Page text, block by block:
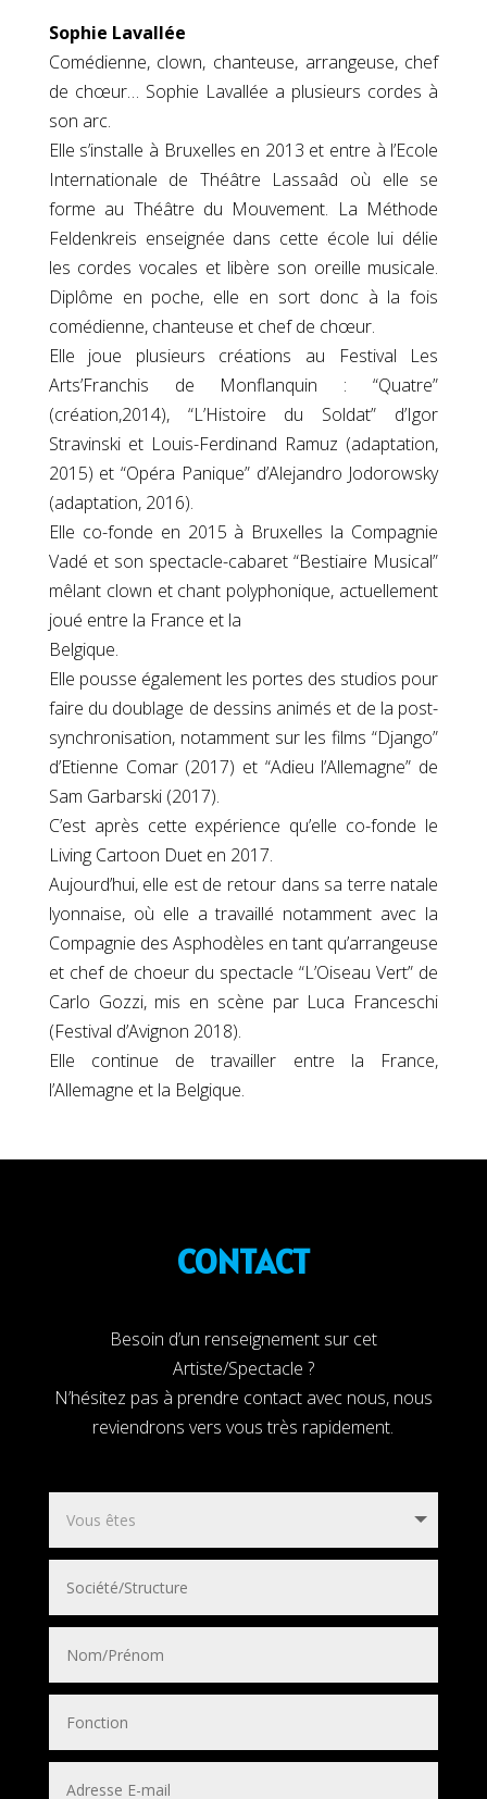
Sophie Lavallée
Comédienne, clown, chanteuse, arrangeuse, chef
de chœur… Sophie Lavallée a plusieurs cordes à
son arc.
Elle s’installe à Bruxelles en 2013 et entre à l’Ecole
Internationale de Théâtre Lassaâd où elle se
forme au Théâtre du Mouvement. La Méthode
Feldenkreis enseignée dans cette école lui délie
les cordes vocales et libère son oreille musicale.
Diplôme en poche, elle en sort donc à la fois
comédienne, chanteuse et chef de chœur.
Elle joue plusieurs créations au Festival Les
Arts’Franchis de Monflanquin : “Quatre”
(création,2014), “L’Histoire du Soldat” d’Igor
Stravinski et Louis-Ferdinand Ramuz (adaptation,
2015) et “Opéra Panique” d’Alejandro Jodorowsky
(adaptation, 2016).
Elle co-fonde en 2015 à Bruxelles la Compagnie
Vadé et son spectacle-cabaret “Bestiaire Musical”
mêlant clown et chant polyphonique, actuellement
joué entre la France et la
Belgique.
Elle pousse également les portes des studios pour
faire du doublage de dessins animés et de la post-
synchronisation, notamment sur les films “Django”
d’Etienne Comar (2017) et “Adieu l’Allemagne” de
Sam Garbarski (2017).
C’est après cette expérience qu’elle co-fonde le
Living Cartoon Duet en 2017.
Aujourd’hui, elle est de retour dans sa terre natale
lyonnaise, où elle a travaillé notamment avec la
Compagnie des Asphodèles en tant qu’arrangeuse
et chef de choeur du spectacle “L’Oiseau Vert” de
Carlo Gozzi, mis en scène par Luca Franceschi
(Festival d’Avignon 2018).
Elle continue de travailler entre la France,
l’Allemagne et la Belgique.
CONTACT
Besoin d’un renseignement sur cet
Artiste/Spectacle ?
N’hésitez pas à prendre contact avec nous, nous
reviendrons vers vous très rapidement.